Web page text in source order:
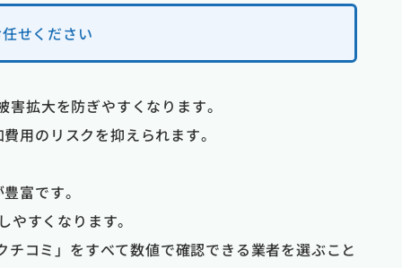
せください
拡大を防ぎやすくなります。
用のリスクを抑えられます。
富です。
すくなります。
コミ」をすべて数値で確認できる業者を選ぶこと